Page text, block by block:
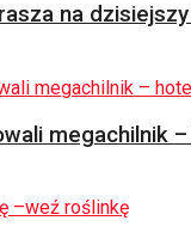
na
megachilnik